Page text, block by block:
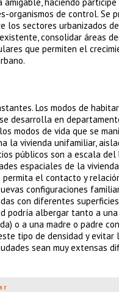
organismos de control. Se
los sectores urbanizados
consolidar áreas
que permiten el
Los modos de
desarrolla en
modos de vida que se
la vivienda unifamiliar,
públicos son a escala
espaciales de la
el contacto y
configuraciones
con diferentes
podría albergar tanto a
o a una madre o padre
tipo de densidad y
sean muy extensas